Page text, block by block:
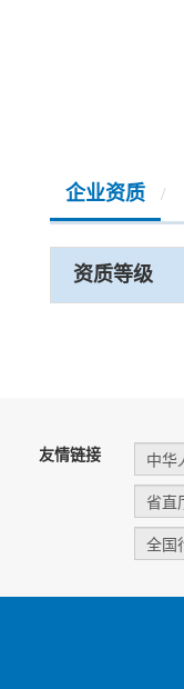
企业资质 /
资质等级
友情链接